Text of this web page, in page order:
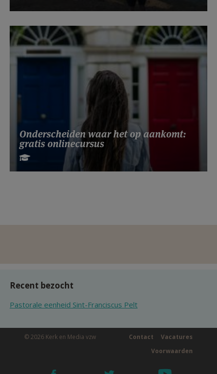
Onderscheiden waar het op aankomt:
gratis onlinecursus
Recent bezocht
Pastorale eenheid Sint-Franciscus Pelt
© 2026 Kerk en Media vzw Vacatures
Contact
Voorwaarden